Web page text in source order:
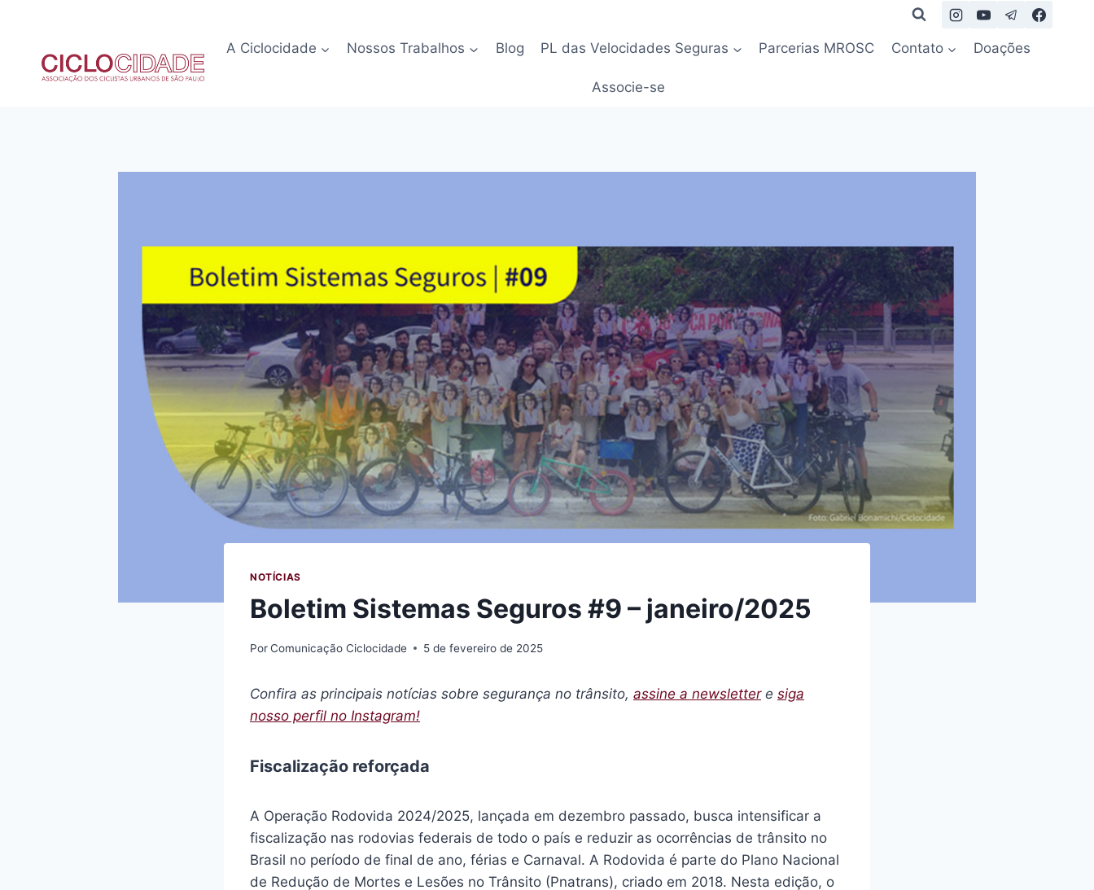
Conteúdo
A Ciclocidade Nossos Trabalhos Blog PL das Velocidades Seguras Parcerias MROSC Contato Doações
Associe-se
NOTÍCIAS
Boletim Sistemas Seguros #9 – janeiro/2025
PorComunicação Ciclocidade 5 de fevereiro de 2025
Confira as principais notícias sobre segurança no trânsito, assine a newslettere siga
nosso perfil no Instagram!
Fiscalização reforçada
A Operação Rodovida 2024/2025, lançada em dezembro passado, busca intensificar a
fiscalização nas rodovias federais de todo o país e reduzir as ocorrências de trânsito no
Brasil no período de final de ano, férias e Carnaval. A Rodovida é parte do Plano Nacional
de Redução de Mortes e Lesões no Trânsito (Pnatrans), criado em 2018. Nesta edição, o